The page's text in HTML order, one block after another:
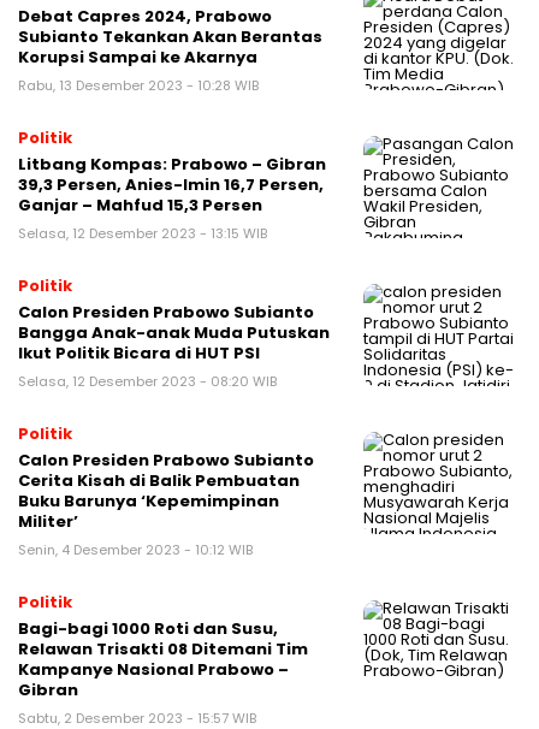
Debat Capres 2024, Prabowo
Subianto Tekankan Akan Berantas
Korupsi Sampai ke Akarnya
Rabu, 13 Desember 2023 - 10:28 WIB
Politik
Litbang Kompas: Prabowo – Gibran
39,3 Persen, Anies-Imin 16,7 Persen,
Ganjar – Mahfud 15,3 Persen
Selasa, 12 Desember 2023 - 13:15 WIB
Politik
Calon Presiden Prabowo Subianto
Bangga Anak-anak Muda Putuskan
Ikut Politik Bicara di HUT PSI
Selasa, 12 Desember 2023 - 08:20 WIB
Politik
Calon Presiden Prabowo Subianto
Cerita Kisah di Balik Pembuatan
Buku Barunya ‘Kepemimpinan
Militer’
Senin, 4 Desember 2023 - 10:12 WIB
Politik
Bagi-bagi 1000 Roti dan Susu,
Relawan Trisakti 08 Ditemani Tim
Kampanye Nasional Prabowo –
Gibran
Sabtu, 2 Desember 2023 - 15:57 WIB